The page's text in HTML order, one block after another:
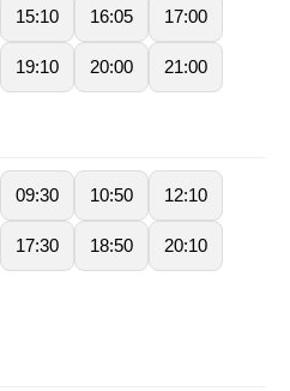
15:10 16:05 17:00
19:10 20:00 21:00
09:30 10:50 12:10
17:30 18:50 20:10